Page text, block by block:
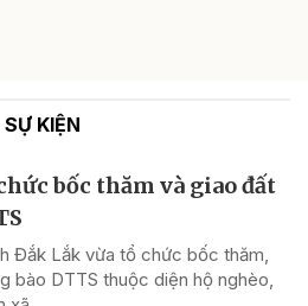
KIỆN
bốc thăm và giao đất
Đắk Lắk vừa tổ chức bốc thăm,
bào DTTS thuộc diện hộ nghèo,